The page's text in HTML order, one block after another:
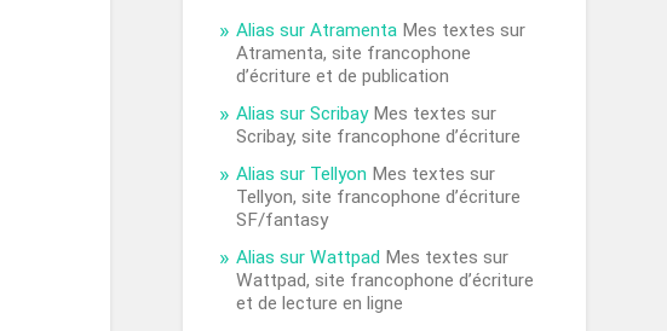
Alias sur Atramenta Mes textes sur
Atramenta, site francophone
d’écriture et de publication
Alias sur ScribayMes textes sur
Scribay, site francophone d’écriture
Alias sur Tellyon Mes textes sur
Tellyon, site francophone d’écriture
SF/fantasy
Alias sur Wattpad Mes textes sur
Wattpad, site francophone d’écriture
et de lecture en ligne